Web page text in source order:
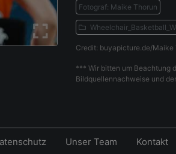
Fotograf: Maike Thorun
Credit: buyapicture.de/Maike
*** Wir bitten um Beachtung
Bildquellennachweise und
Unser Team Kontakt